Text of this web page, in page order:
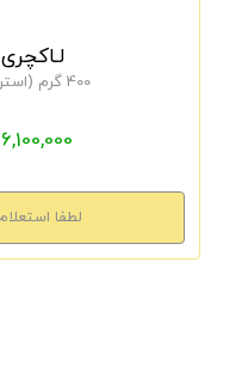
لـاکچری 23
400 گرم (استر طوسی)
6,100,000 ریال